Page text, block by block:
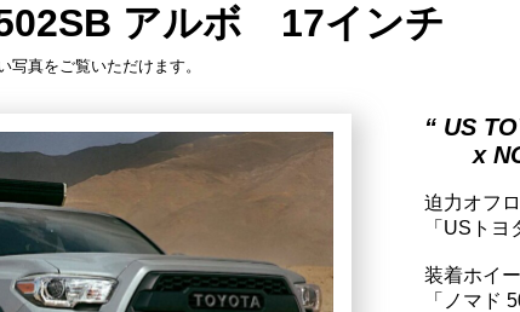
アルボ 17インチ
真をご覧いただけます。
“ US
x
迫力オフ
「USトヨ
装着ホイー
「ノマド